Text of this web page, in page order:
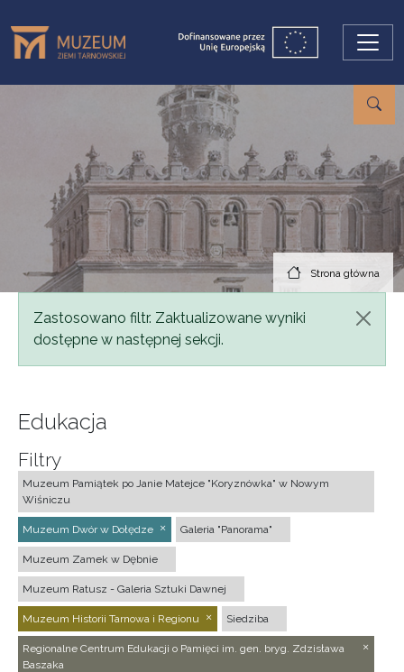
Strona główna
Komunikat
Zastosowano filtr. Zaktualizowane wyniki
dostępne w następnej sekcji.
Edukacja
Filtry
Muzeum Pamiątek po Janie Matejce "Koryznówka" w Nowym
Wiśniczu
Muzeum Dwór w Dołędze Galeria "Panorama"
Muzeum Zamek w Dębnie
Muzeum Ratusz - Galeria Sztuki Dawnej
Muzeum Historii Tarnowa i Regionu Siedziba
Regionalne Centrum Edukacji o Pamięci im. gen. bryg. Zdzisława
Baszaka